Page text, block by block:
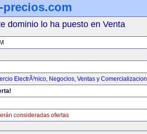
precios.com
dominio lo ha puesto en Venta
ElectrÃ³nico, Negocios, Ventas y Comercializacion
consideradas ofertas